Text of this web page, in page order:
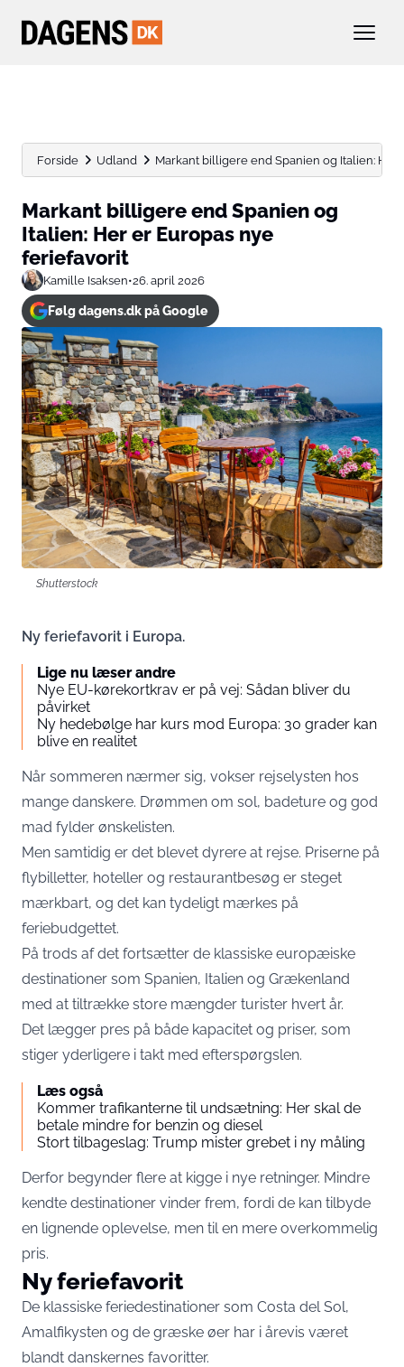
Forside Udland Markant billigere end Spanien og Italien: Her
Markant billigere end Spanien og
Italien: Her er Europas nye
feriefavorit
Kamille Isaksen•26. april 2026
Følg dagens.dk på Google
Shutterstock
Ny feriefavorit i Europa.
Lige nu læser andre
Nye EU-kørekortkrav er på vej: Sådan bliver du
påvirket
Ny hedebølge har kurs mod Europa: 30 grader kan
blive en realitet
Når sommeren nærmer sig, vokser rejselysten hos
mange danskere. Drømmen om sol, badeture og god
mad fylder ønskelisten.
Men samtidig er det blevet dyrere at rejse. Priserne på
flybilletter, hoteller og restaurantbesøg er steget
mærkbart, og det kan tydeligt mærkes på
feriebudgettet.
På trods af det fortsætter de klassiske europæiske
destinationer som Spanien, Italien og Grækenland
med at tiltrække store mængder turister hvert år.
Det lægger pres på både kapacitet og priser, som
stiger yderligere i takt med efterspørgslen.
Læs også
Kommer trafikanterne til undsætning: Her skal de
betale mindre for benzin og diesel
Stort tilbageslag: Trump mister grebet i ny måling
Derfor begynder flere at kigge i nye retninger. Mindre
kendte destinationer vinder frem, fordi de kan tilbyde
en lignende oplevelse, men til en mere overkommelig
pris.
Ny feriefavorit
De klassiske feriedestinationer som Costa del Sol,
Amalfikysten og de græske øer har i årevis været
blandt danskernes favoritter.